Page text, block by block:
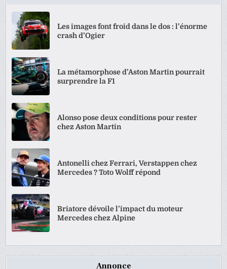
Les images font froid dans le dos : l’énorme
crash d’Ogier
La métamorphose d’Aston Martin pourrait
surprendre la F1
Alonso pose deux conditions pour rester
chez Aston Martin
Antonelli chez Ferrari, Verstappen chez
Mercedes ? Toto Wolff répond
Briatore dévoile l’impact du moteur
Mercedes chez Alpine
Annonce